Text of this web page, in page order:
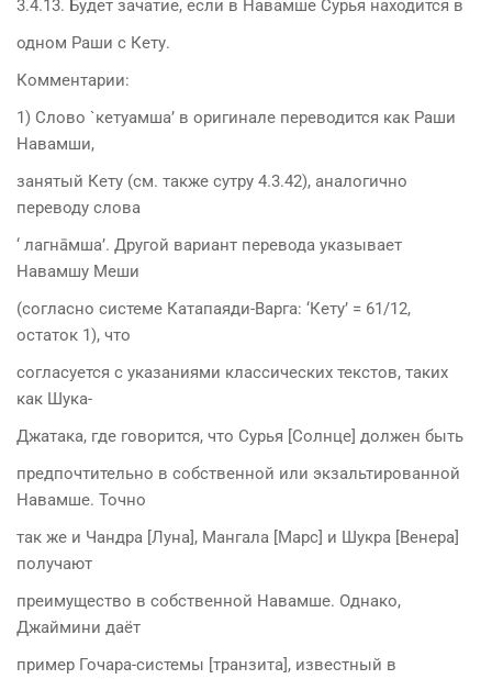
3.4.13. Будет зачатие, если в Навамше Сурья находится в
одном Раши с Кету.
Комментарии:
1) Слово `кетуамша’ в оригинале переводится как Раши
Навамши,
занятый Кету (см. также сутру 4.3.42), аналогично
переводу слова
‘ лагнāмша’. Другой вариант перевода указывает
Навамшу Меши
(согласно системе Катапаяди-Варга: ‘Кету’ = 61/12,
остаток 1), что
согласуется с указаниями классических текстов, таких
как Шука-
Джатака, где говорится, что Сурья [Солнце] должен быть
предпочтительно в собственной или экзальтированной
Навамше. Точно
так же и Чандра [Луна], Мангала [Марс] и Шукра [Венера]
получают
преимущество в собственной Навамше. Однако,
Джаймини даёт
пример Гочара-системы [транзита], известный в